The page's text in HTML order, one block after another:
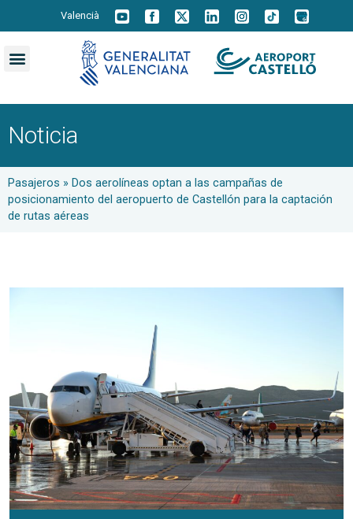
Valencià
Noticia
Pasajeros » Dos aerolíneas optan a las campañas de
posicionamiento del aeropuerto de Castellón para la captación
de rutas aéreas